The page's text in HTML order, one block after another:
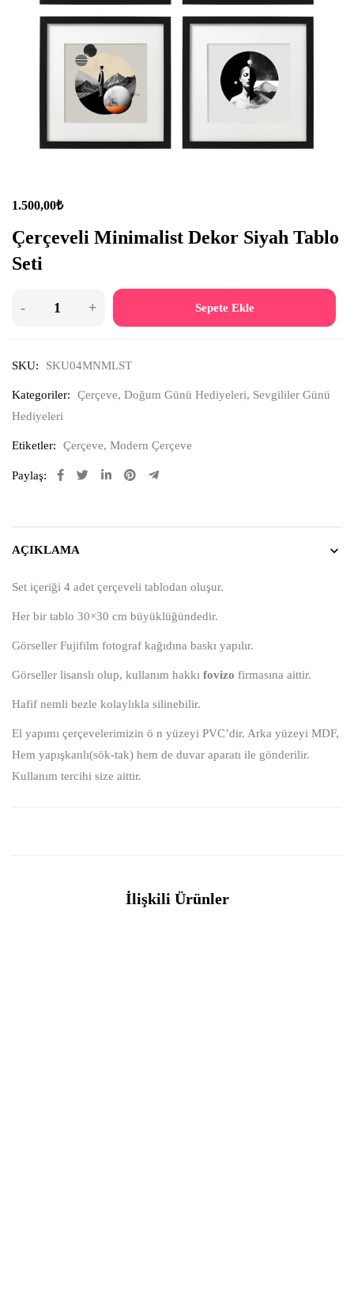
1.500,00₺
Çerçeveli Minimalist Dekor Siyah Tablo
Seti
Sepete Ekle
SKU: SKU04MNMLST
Kategoriler: Çerçeve, Doğum Günü Hediyeleri, Sevgililer Günü
Hediyeleri
Etiketler: Çerçeve, Modern Çerçeve
Paylaş:
AÇIKLAMA
Set içeriği 4 adet çerçeveli tablodan oluşur.
Her bir tablo 30×30 cm büyüklüğündedir.
Görseller Fujifilm fotograf kağıdına baskı yapılır.
Görseller lisanslı olup, kullanım hakkı fovizo firmasına aittir.
Hafif nemli bezle kolaylıkla silinebilir.
El yapımı çerçevelerimizin ö n yüzeyi PVC’dir. Arka yüzeyi MDF,
Hem yapışkanlı(sök-tak) hem de duvar aparatı ile gönderilir.
Kullanım tercihi size aittir.
İlişkili Ürünler